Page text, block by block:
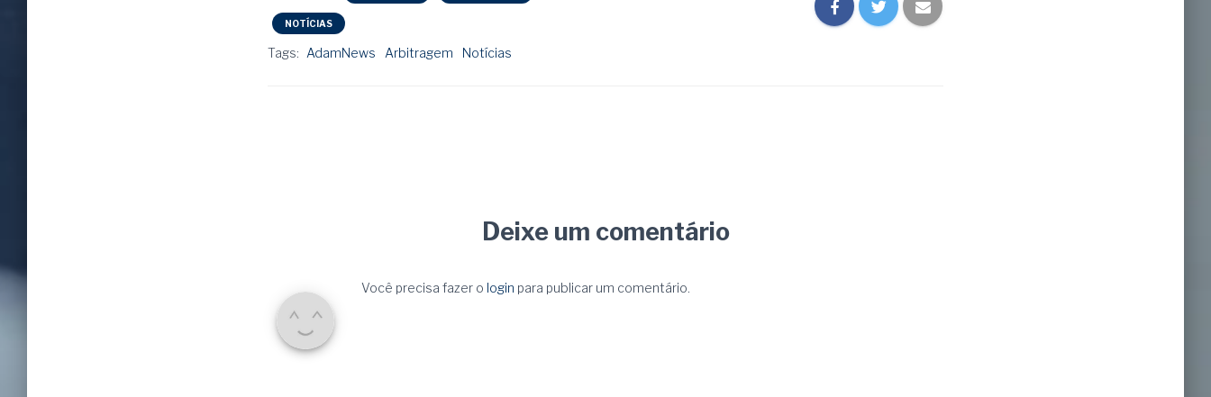
NOTÍCIAS
Tags: AdamNews Arbitragem Notícias
Deixe um comentário
Você precisa fazer o login para publicar um comentário.